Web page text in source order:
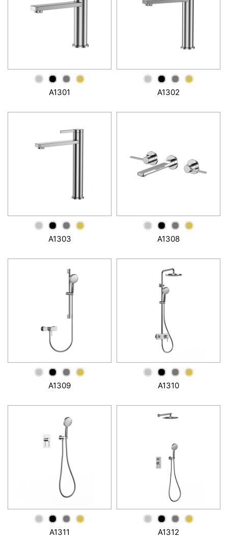
A1301 A1302
A1303 A1308
A1309 A1310
A1311 A1312